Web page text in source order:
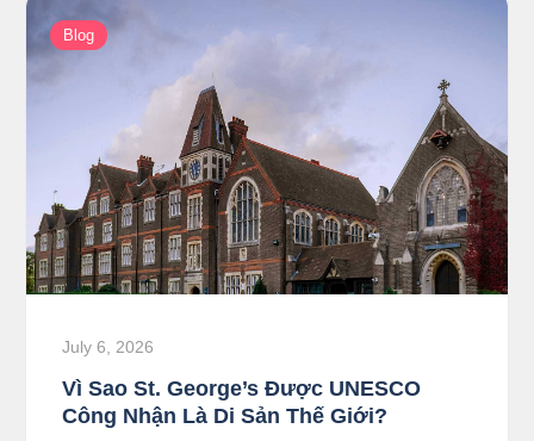
Blog
July 6, 2026
Vì Sao St. George’s Được UNESCO
Công Nhận Là Di Sản Thế Giới?